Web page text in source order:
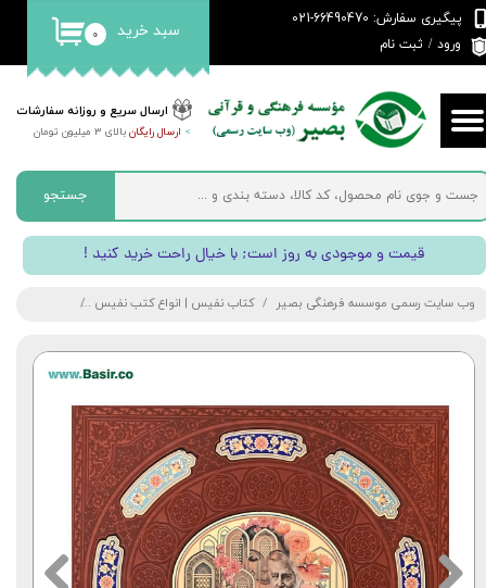
ارسال سریع و روزانه سفارشات
> ارسال رایگانبالای 3 میلیون تومان
پیگیری سفارش: 66490470-021
ورود / ثبت نام
حساب کاربری من
تغییر گذر واژه
سفارشات
خروج از حساب کاربری
۰ سبد خرید
جستجو
! قیمت و موجودی به روز است; با خیال راحت خرید کنید
وب سایت رسمی موسسه فرهنگی بصیر کتاب نفیس | انواع کتب نفیس